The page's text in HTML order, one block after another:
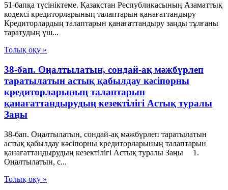
51-бапқа түсініктеме. Қазақстан Республикасының Азаматтық
кодексі кредиторларының талаптарын қанағаттандыру
Кредиторлардың талаптарын қанағаттандыру заңды тұлғаны
таратудың үш...
Толық оқу »
38-бап. Оңалтылатын, сондай-ақ мәжбүрлеп
таратылатын астық қабылдау кәсiпорны
кредиторларының талаптарын
қанағаттандырудың кезектiлiгi Астық туралы
Заңы
38-бап. Оңалтылатын, сондай-ақ мәжбүрлеп таратылатын
астық қабылдау кәсiпорны кредиторларының талаптарын
қанағаттандырудың кезектiлiгi Астық туралы Заңы 1.
Оңалтылатын, с...
Толық оқу »